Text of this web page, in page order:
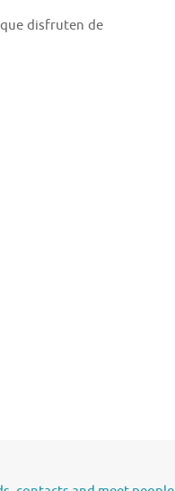
disfruten de